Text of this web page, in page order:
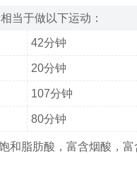
当于做以下运动：
42分钟
20分钟
107分钟
80分钟
和脂肪酸，富含烟酸，富